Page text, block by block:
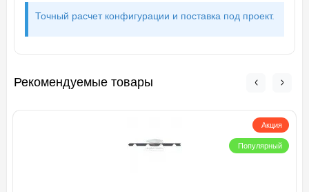
Точный расчет конфигурации и поставка под проект.
Рекомендуемые товары
Акция
Популярный